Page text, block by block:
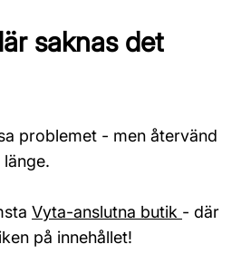
saknas det
problemet - men återvänd
länge.
Vyta-anslutna butik - där
på innehållet!